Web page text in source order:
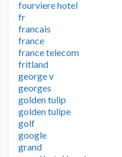
fourviere hotel
fr
francais
france
france telecom
fritland
george v
georges
golden tulip
golden tulipe
golf
google
grand